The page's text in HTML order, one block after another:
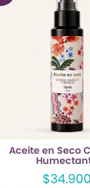
Aceite en Seco
$34.900